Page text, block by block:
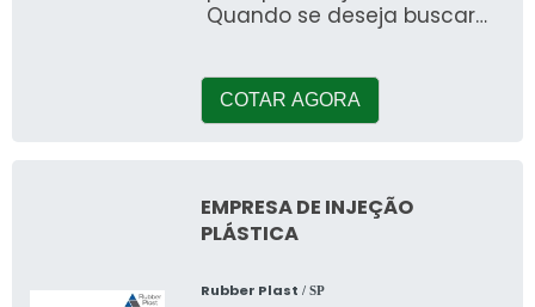
Quando se deseja buscar
na refe
COTAR AGORA
EMPRESA DE INJEÇÃO
PLÁSTICA
Rubber Plast / SP